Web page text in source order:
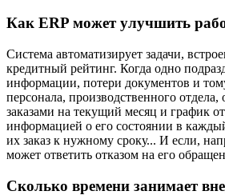
Как ERP может улучшить
Система автоматизирует задачи,
кредитный рейтинг. Когда одно
информации, потери документов и
персонала, производственного
заказами на текущий месяц и график
информацией о его состоянии в
их заказ к нужному сроку... И если,
может ответить отказом на его
Сколько времени занимает